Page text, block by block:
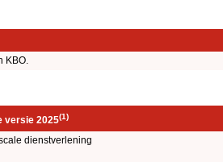
KBO.
versie 2025(1)
dienstverlening